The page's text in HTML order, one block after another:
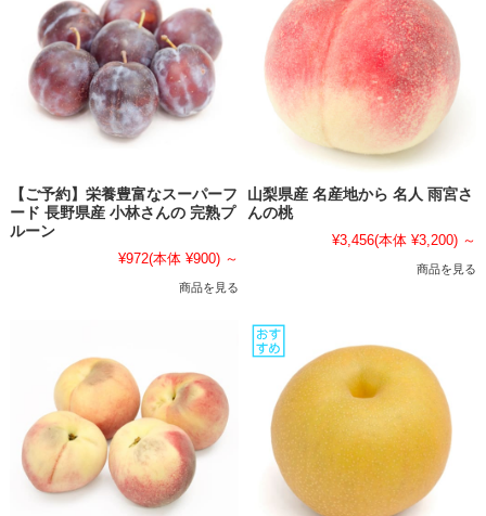
【ご予約】栄養豊富なスーパーフ
ード 長野県産 小林さんの 完熟プ
ルーン
¥972(本体 ¥900) ～
商品を見る
山梨県産 名産地から 名人 雨宮さ
んの桃
¥3,456(本体 ¥3,200) ～
商品を見る